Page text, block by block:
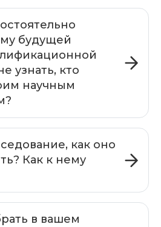
будущей
узнать, кто
научным
как оно
Как к нему
в вашем